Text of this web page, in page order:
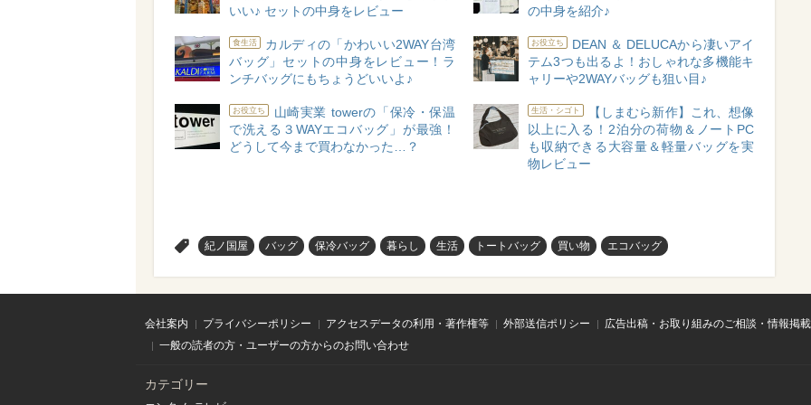
いい♪ セットの中身をレビュー
の中身を紹介♪
食生活
カルディの「かわいい2WAY台湾
バッグ」セットの中身をレビュー！ラ
ンチバッグにもちょうどいいよ♪
お役立ち
DEAN ＆ DELUCAから凄いアイ
テム3つも出るよ！おしゃれな多機能キ
ャリーや2WAYバッグも狙い目♪
お役立ち
山崎実業 towerの「保冷・保温
で洗える３WAYエコバッグ」が最強！
どうして今まで買わなかった…？
生活・シゴト
【しまむら新作】これ、想像
以上に入る！2泊分の荷物＆ノートPC
も収納できる大容量＆軽量バッグを実
物レビュー
紀ノ国屋 バッグ 保冷バッグ 暮らし 生活 トートバッグ 買い物 エコバッグ
会社案内 プライバシーポリシー アクセスデータの利用・著作権等 外部送信ポリシー
広告出稿・お取り組みのご相談・情報掲
一般の読者の方・ユーザーの方からのお問い合わせ
カテゴリー